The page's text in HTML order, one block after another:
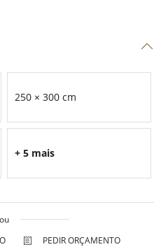
250 × 300 cm
+ 5 mais
ou
PEDIR ORÇAMENTO